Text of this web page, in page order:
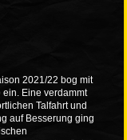
2021/22 bog mit
Eine verdammt
Talfahrt und
auf Besserung ging